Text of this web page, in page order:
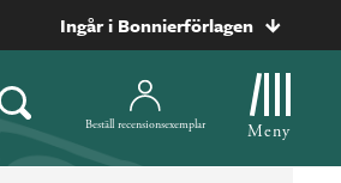
Ingår i Bonnierförlagen
Beställ recensionsexemplar Meny